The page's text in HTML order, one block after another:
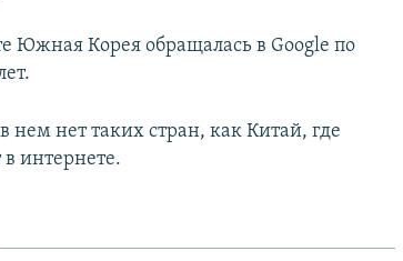
Южная Корея обращалась в Google по
нем нет таких стран, как Китай, где
интернете.